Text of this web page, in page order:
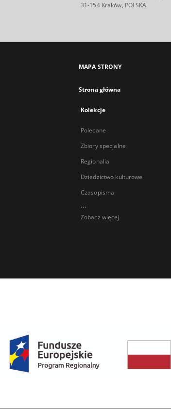
31-154 Kraków, POLSKA
MAPA STRONY
Strona główna
Kolekcje
Polecane
Zbiory specjalne
Regionalia
Dziedzictwo kulturowe
Czasopisma
...
Zobacz więcej